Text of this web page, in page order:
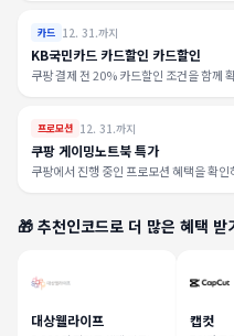
카드 12. 31.까지
KB국민카드 카드할인 카드할인
쿠팡 결제 전 20% 카드할인 조건을 함께
프로모션 12. 31.까지
쿠팡 게이밍노트북 특가
쿠팡에서 진행 중인 프로모션 혜택을 확인
🎁 추천인코드로 더 많은 혜택 받
대상웰라이프 캡컷